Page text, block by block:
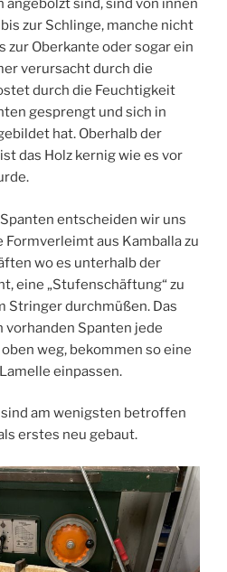
sind, sind von innen
zur Schlinge, manche nicht
zur Oberkante oder sogar ein
verursacht durch die
durch die Feuchtigkeit
gesprengt und sich in
hat. Oberhalb der
das Holz kernig wie es vor
entscheiden wir uns
Formverleimt aus Kamballa zu
wo es unterhalb der
eine „Stufenschäftung“ zu
Stringer durchmüßen. Das
vorhanden Spanten jede
weg, bekommen so eine
einpassen.
am wenigsten betroffen
erstes neu gebaut.